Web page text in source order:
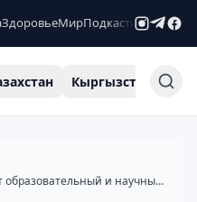
ЗдоровьеМирПодкастыРейтинги
Кыргызстан
Казахстан и Туркменистан строят образовательный и научный мост